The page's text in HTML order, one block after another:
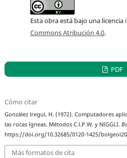
Esta obra está bajo una
Commons Atribución 4.0.
PDF
Cómo citar
González lregui, H. (1972). Computadores
las rocas ígneas. Métodos C.l.P.W. y NIGGLI.
https://doi.org/10.32685/0120-1425/
Más formatos de cita